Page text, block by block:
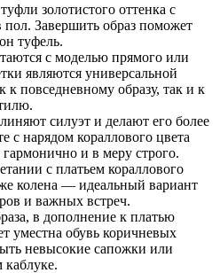
золотистого оттенка с
Завершить образ поможет
туфель.
с моделью прямого или
являются универсальной
к повседневному образу, так и к
силуэт и делают его более
с нарядом кораллового цвета
гармонично и в меру строго.
с платьем кораллового
колена — идеальный вариант
и важных встреч.
в дополнение к платью
уместна обувь коричневых
невысокие сапожки или
каблуке.